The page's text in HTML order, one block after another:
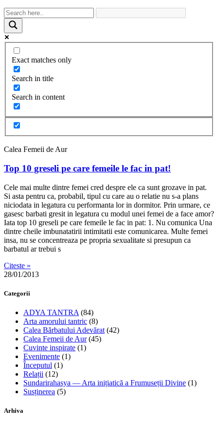
Exact matches only
Search in title
Search in content
Calea Femeii de Aur
Top 10 greseli pe care femeile le fac in pat!
Cele mai multe dintre femei cred despre ele ca sunt grozave in pat.
Si asta pentru ca, probabil, tipul cu care au o relatie nu s-a plans
niciodata in legatura cu performanta lor in dormitor. Prin urmare, ce
gasesc barbati gresit in legatura cu modul unei femei de a face amor?
Iata top 10 greseli pe care femeile le fac in pat: 1. Nu comunica Una
dintre cheile imbunatatirii intimitatii este comunicarea. Multe femei
insa, nu se concentreaza pe propria sexualitate si presupun ca
barbatul ar trebui s
Citeste »
28/01/2013
Categorii
ADYA TANTRA (84)
Arta amorului tantric (8)
Calea Bărbatului Adevărat (42)
Calea Femeii de Aur(45)
Cuvinte inspirate (1)
Evenimente (1)
Începutul (1)
Relații (12)
Sundarirahasya — Arta inițiatică a Frumuseții Divine (1)
Susținerea (5)
Arhiva